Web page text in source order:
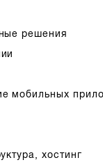
решения
мобильных
хостинг